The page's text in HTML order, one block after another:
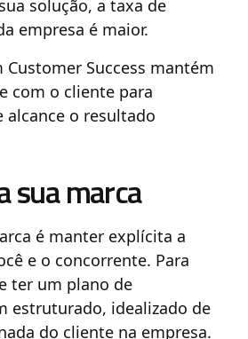
solução, a taxa de
empresa é maior.
Success mantém
com o cliente para
alcance o resultado
sua marca
é manter explícita a
e o concorrente. Para
ter um plano de
estruturado, idealizado de
do cliente na empresa.